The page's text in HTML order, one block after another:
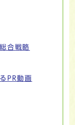
合戦略
PR動画